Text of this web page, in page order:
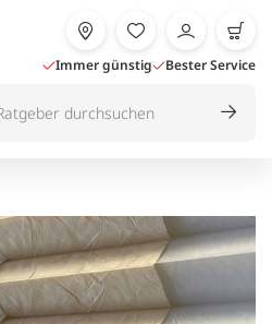
Immer günstig Bester Service